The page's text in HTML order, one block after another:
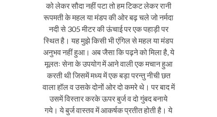
को लेकर सौदा नहीं पटा तो हम टिकट लेकर रानी
रूपमती के महल या मंडप की ओर बढ़ चले जो नर्मदा
नदी से 305 मीटर की ऊंचाई पर एक पहाड़ी पर
स्थित है। यह मुझे किसी भी एंगिल से महल या मंडप
अनुभव नहीं हुआ। अब जैसा कि पढ़ने को मिला है, ये
मूलतः सेना के उपयोग में आने वाली एक मचान हुआ
करती थी जिसमें मध्य में एक बड़ा परन्तु नीची छत
वाला हॉल व उसके दोनों ओर दो कमरे थे। पर बाद में
उसमें विस्तार करके ऊपर बुर्ज व दो गुंबद बनाये
गये। ये बुर्ज वास्तव में आकर्षक प्रतीत होती है। ये